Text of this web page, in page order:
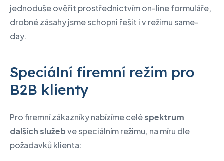
jednoduše ověřit prostřednictvím on-line formuláře,
drobné zásahy jsme schopni řešit i v režimu same-
day.
Speciální firemní režim pro
B2B klienty
Pro firemní zákazníky nabízíme celéspektrum
dalších služebve speciálním režimu, na míru dle
požadavků klienta: